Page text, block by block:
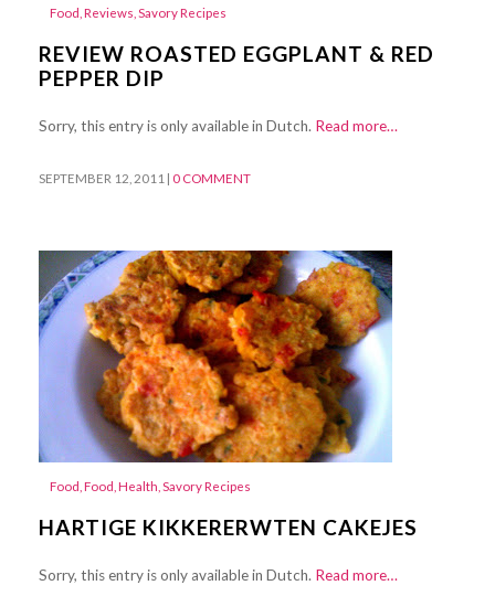
Food Reviews Savory Recipes
REVIEW ROASTED EGGPLANT & RED
PEPPER DIP
Sorry, this entry is only available in Dutch. Read more…
SEPTEMBER 12, 2011 | 0 COMMENT
Food Food Health Savory Recipes
HARTIGE KIKKERERWTEN CAKEJES
Sorry, this entry is only available in Dutch. Read more…